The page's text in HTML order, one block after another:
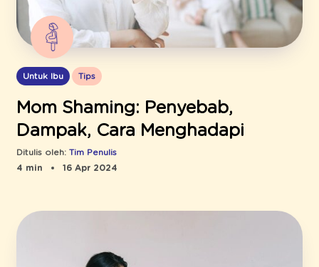
Untuk Ibu Tips
Mom Shaming: Penyebab,
Dampak, Cara Menghadapi
Ditulis oleh: Tim Penulis
4 min
16 Apr 2024